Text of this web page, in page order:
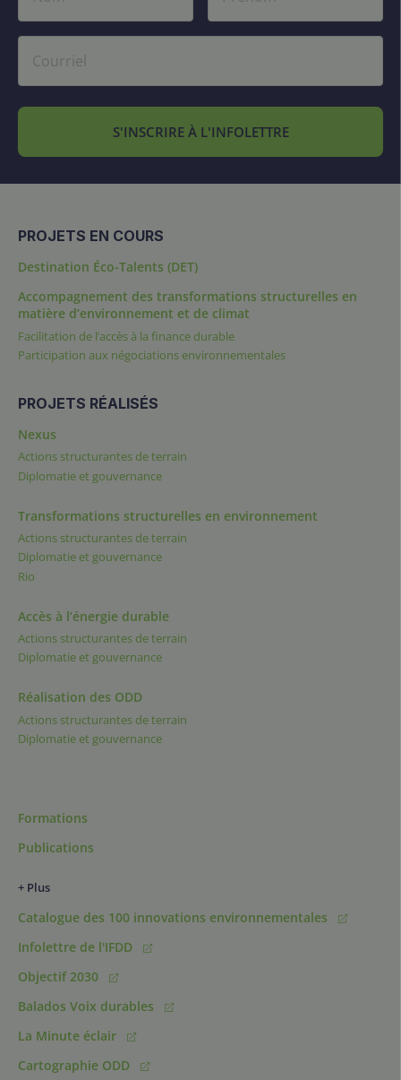
S'INSCRIRE À L'INFOLETTRE
PROJETS EN COURS
Destination Éco-Talents (DET)
Accompagnement des transformations structurelles en
matière d’environnement et de climat
Facilitation de l’accès à la finance durable
Participation aux négociations environnementales
PROJETS RÉALISÉS
Nexus
Actions structurantes de terrain
Diplomatie et gouvernance
Transformations structurelles en environnement
Actions structurantes de terrain
Diplomatie et gouvernance
Rio
Accès à l’énergie durable
Actions structurantes de terrain
Diplomatie et gouvernance
Réalisation des ODD
Actions structurantes de terrain
Diplomatie et gouvernance
Formations
Publications
+ Plus
Catalogue des 100 innovations environnementales
Infolettre de l'IFDD
Objectif 2030
Balados Voix durables
La Minute éclair
Cartographie ODD